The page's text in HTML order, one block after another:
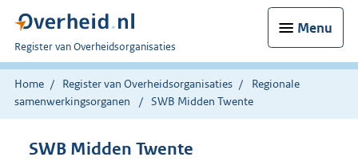
Menu
U
bent
nu
hier:
Register van Overheidsorganisaties
Home Register van Overheidsorganisaties
Regionale
samenwerkingsorganen
SWB Midden Twente
SWB Midden Twente